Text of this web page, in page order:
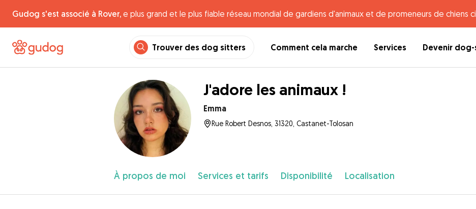
Gudog s'est associé à Rover, e plus grand et le plus fiable réseau mondial de gardiens d'animaux et de promeneurs de chiens
Trouver des dog sitters Comment cela marche Services Devenir
J'adore les animaux !
Emma
Rue Robert Desnos, 31320, Castanet-Tolosan
À propos de moi Services et tarifs Disponibilité Localisation